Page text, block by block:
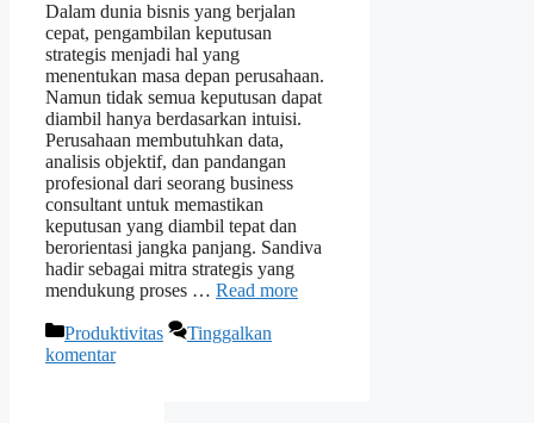
Dalam dunia bisnis yang berjalan
cepat, pengambilan keputusan
strategis menjadi hal yang
menentukan masa depan perusahaan.
Namun tidak semua keputusan dapat
diambil hanya berdasarkan intuisi.
Perusahaan membutuhkan data,
analisis objektif, dan pandangan
profesional dari seorang business
consultant untuk memastikan
keputusan yang diambil tepat dan
berorientasi jangka panjang. Sandiva
hadir sebagai mitra strategis yang
mendukung proses … Read more
Kategori
Produktivitas
Tinggalkan
komentar